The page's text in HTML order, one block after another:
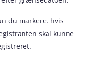
du markere, hvis
skal kunne